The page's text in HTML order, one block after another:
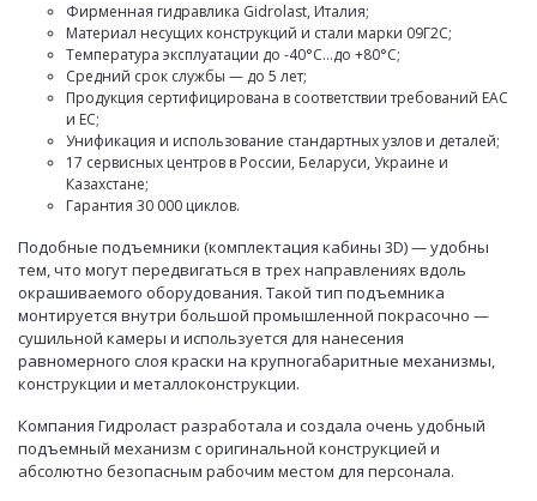
Фирменная гидравлика Gidrolast, Италия;
Материал несущих конструкций и стали марки 09Г2С;
Температура эксплуатации до -40°С…до +80°С;
Средний срок службы — до 5 лет;
Продукция сертифицирована в соответствии требований EAC
и EC;
Унификация и использование стандартных узлов и деталей;
17 сервисных центров в России, Беларуси, Украине и
Казахстане;
Гарантия 30 000 циклов.
Подобные подъемники (комплектация кабины 3D) — удобны
тем, что могут передвигаться в трех направлениях вдоль
окрашиваемого оборудования. Такой тип подъемника
монтируется внутри большой промышленной покрасочно —
сушильной камеры и используется для нанесения
равномерного слоя краски на крупногабаритные механизмы,
конструкции и металлоконструкции.
Компания Гидроласт разработала и создала очень удобный
подъемный механизм с оригинальной конструкцией и
абсолютно безопасным рабочим местом для персонала.